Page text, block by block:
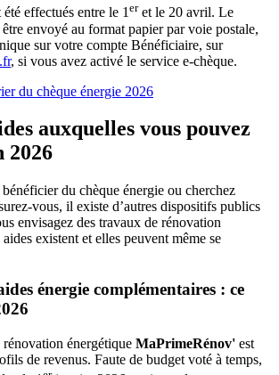
effectués entre le 1eret le 20 avril. Le
envoyé au format papier par voie postale,
sur votre compte Bénéficiaire, sur
, si vous avez activé le service e-chèque.
du chèque énergie 2026
auxquelles vous pouvez
2026
du chèque énergie ou cherchez
vous, il existe d’autres dispositifs publics
envisagez des travaux de rénovation
existent et elles peuvent même se
énergie complémentaires : ce
énergétique MaPrimeRénov' est
de revenus. Faute de budget voté à temps,